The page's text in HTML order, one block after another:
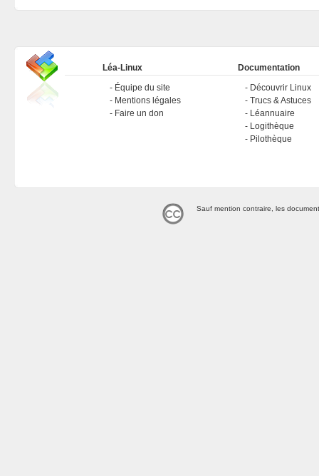
Léa-Linux
Équipe du site
Mentions légales
Faire un don
Documentation
Découvrir Linux
Trucs & Astuces
Léannuaire
Logithèque
Pilothèque
Sauf mention contraire, les